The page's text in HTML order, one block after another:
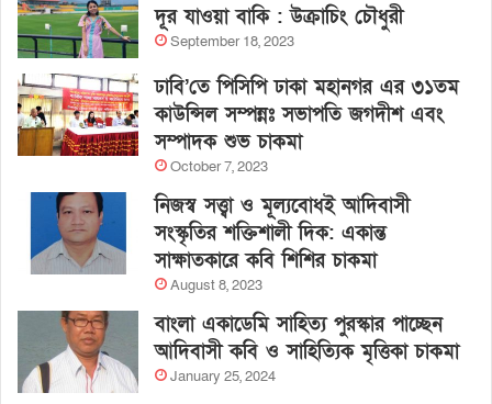
দূর যাওয়া বাকি : উক্রাচিং চৌধুরী
September 18, 2023
ঢাবি’তে পিসিপি ঢাকা মহানগর এর ৩১তম
কাউন্সিল সম্পন্নঃ সভাপতি জগদীশ এবং
সম্পাদক শুভ চাকমা
October 7, 2023
নিজস্ব সত্ত্বা ও মূল্যবোধই আদিবাসী
সংস্কৃতির শক্তিশালী দিক: একান্ত
সাক্ষাতকারে কবি শিশির চাকমা
August 8, 2023
বাংলা একাডেমি সাহিত্য পুরস্কার পাচ্ছেন
আদিবাসী কবি ও সাহিত্যিক মৃত্তিকা চাকমা
January 25, 2024